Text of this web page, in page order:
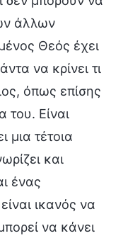
άλλων
Θεός έχει
να κρίνει τι
όπως επίσης
του. Είναι
μια τέτοια
και
ένας
ικανός να
να κάνει